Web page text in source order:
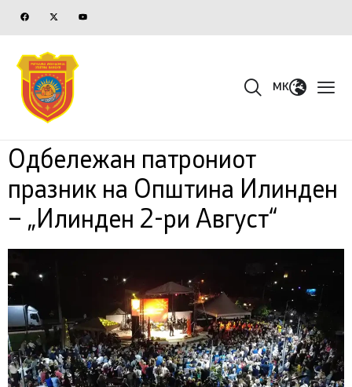
MK
Oдбележан патрониот
празник на Општина Илинден
– „Илинден 2-ри Август“